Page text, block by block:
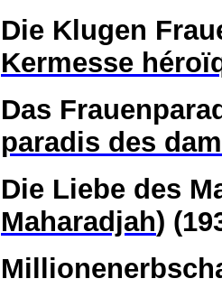
Die Klugen
Kermesse
Das
paradis des
Die Liebe des
Maharadjah)